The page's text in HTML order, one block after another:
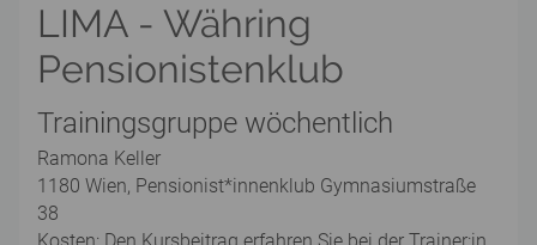
LIMA - Währing
Pensionistenklub
Trainingsgruppe wöchentlich
Ramona Keller
1180 Wien, Pensionist*innenklub Gymnasiumstraße
38